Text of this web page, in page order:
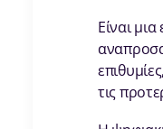
Είναι
τις